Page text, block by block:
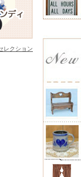
レクション